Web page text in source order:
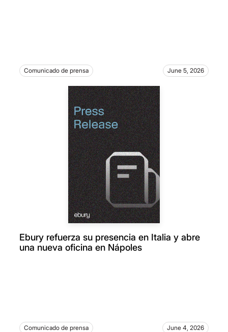
Comunicado de prensa June 5, 2026
Ebury refuerza su presencia en Italia y abre
una nueva oficina en Nápoles
Comunicado de prensa June 4, 2026